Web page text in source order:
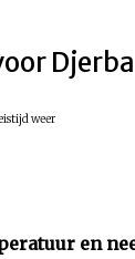
Djerba
weer
en